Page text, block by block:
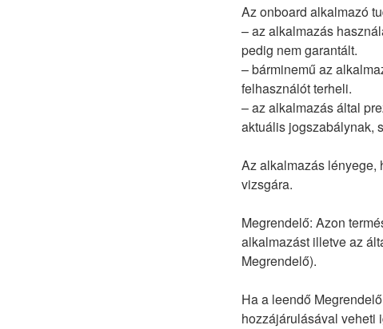
Az onboard alkalmazó
– az alkalmazás
pedig nem garantált.
– bárminemű az
felhasználót terheli.
– az alkalmazás által
aktuális jogszabálynak,
Az alkalmazás lényege,
vizsgára.
Megrendelő: Azon
alkalmazást illetve az
Megrendelő).
Ha a leendő
hozzájárulásával veheti